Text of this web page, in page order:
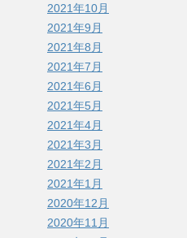
2021年10月
2021年9月
2021年8月
2021年7月
2021年6月
2021年5月
2021年4月
2021年3月
2021年2月
2021年1月
2020年12月
2020年11月